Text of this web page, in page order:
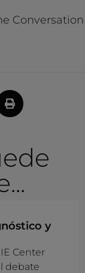
Conversation
y
Center
debate